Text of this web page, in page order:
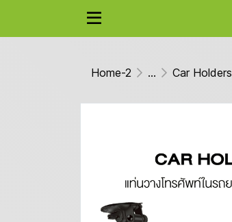
Home-2 ... Car Holders